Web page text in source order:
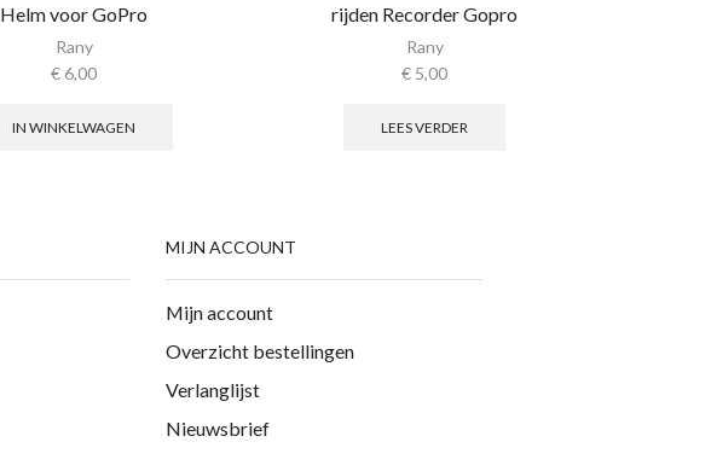
Helm voor GoPro
Rany
€6,00
IN WINKELWAGEN
rijden Recorder Gopro
Rany
€ 5,00
LEES VERDER
MIJN ACCOUNT
Mijn account
Overzicht bestellingen
Verlanglijst
Nieuwsbrief